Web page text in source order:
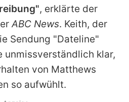
verwalten
, erklärte der
ABC News. Keith, der
Sendung "Dateline"
unmissverständlich klar,
von Matthews
so aufwühlt.